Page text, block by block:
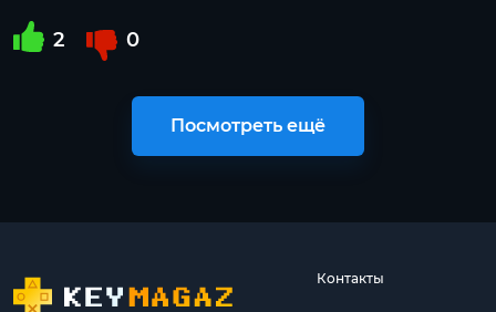
2 0
Посмотреть ещё
Контакты